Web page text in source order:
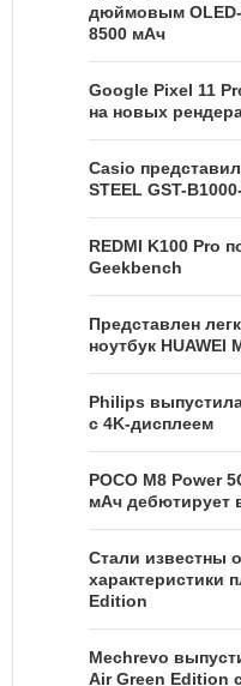
дюймовым OLED-
8500 мАч
Google Pixel 11
на новых
Casio
STEEL GST-
REDMI K100 Pro
Geekbench
Представлен
ноутбук HUAWEI
Philips
с 4K-дисплеем
POCO M8 Power
мАч дебютирует
Стали известны
характеристики
Edition
Mechrevo
Air Green Edition